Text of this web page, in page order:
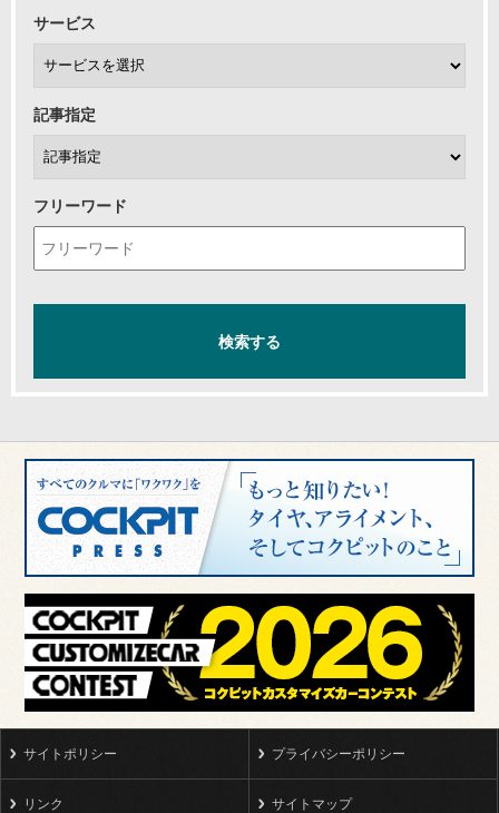
サービス
記事指定
フリーワード
サイトポリシー プライバシーポリシー
リンク サイトマップ